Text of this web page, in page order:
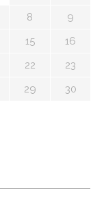
8
9
15
16
22
23
29
30